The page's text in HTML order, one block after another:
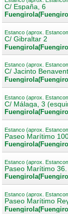
C/ España, 6
Estanco (aprox.
C/ Gibraltar 2
Estanco (aprox.
C/ Jacinto
Estanco (aprox.
C/ Málaga, 3
Estanco (aprox.
Paseo Marítimo
Estanco (aprox.
Paseo Marítimo
Estanco (aprox.
Paseo Marítimo